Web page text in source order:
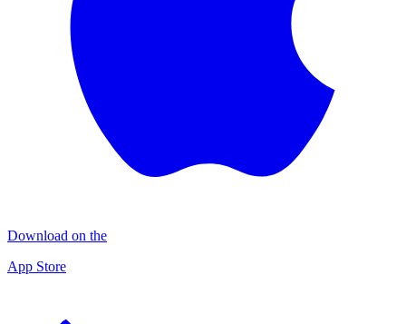
Download on the
App Store